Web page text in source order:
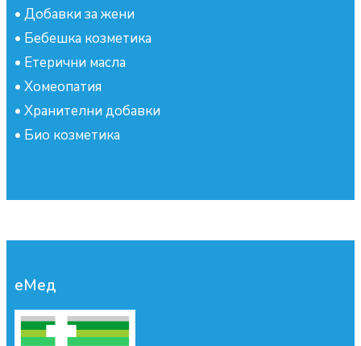
• Добавки за жени
• Бебешка козметика
• Етерични масла
• Хомеопатия
• Хранителни добавки
• Био козметика
еМед